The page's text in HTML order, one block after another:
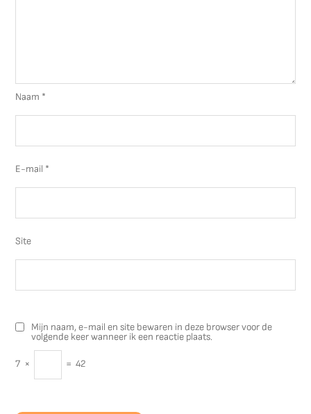
Naam *
E-mail *
Site
Mijn naam, e-mail en site bewaren in deze browser voor de
volgende keer wanneer ik een reactie plaats.
7 × = 42